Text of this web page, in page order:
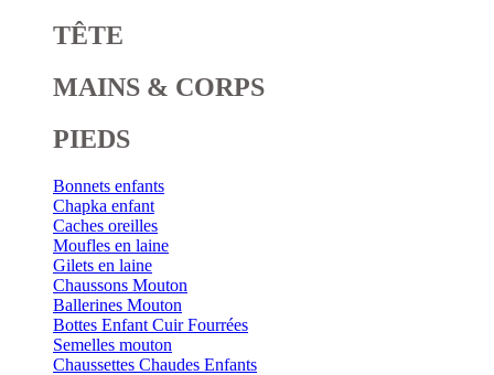
TÊTE
MAINS & CORPS
PIEDS
Bonnets enfants
Chapka enfant
Caches oreilles
Moufles en laine
Gilets en laine
Chaussons Mouton
Ballerines Mouton
Bottes Enfant Cuir Fourrées
Semelles mouton
Chaussettes Chaudes Enfants